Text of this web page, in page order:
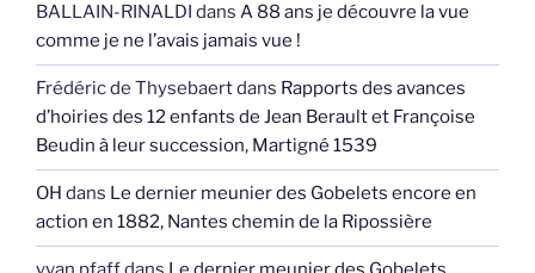
BALLAIN-RINALDI dans A 88 ans je découvre la vue
comme je ne l’avais jamais vue !
Frédéric de Thysebaertdans Rapports des avances
d’hoiries des 12 enfants de Jean Berault et Françoise
Beudin à leur succession, Martigné 1539
OH dans Le dernier meunier des Gobelets encore en
action en 1882, Nantes chemin de la Ripossière